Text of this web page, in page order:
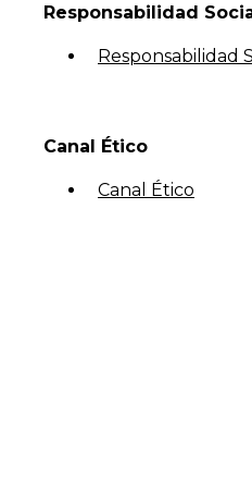
Responsabilidad
Responsabilidad
Canal Ético
Canal Ético